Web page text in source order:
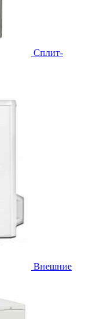
Cплит-
Внешние